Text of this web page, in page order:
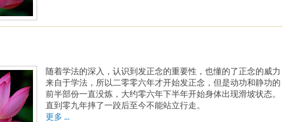
随着学法的深入，认识到发正念的重要性，也懂的了正念的威力
来自于学法，所以二零零六年才开始发正念，但是动功和静功的
前半部份一直没炼，大约零六年下半年开始身体出现滑坡状态。
直到零九年摔了一跤后至今不能站立行走。
更多 ...